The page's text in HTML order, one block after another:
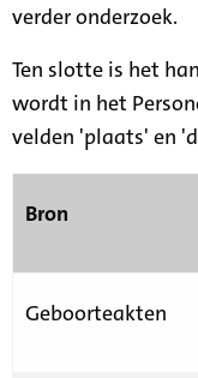
verder onderzoek.
Ten slotte is het
wordt in het
velden 'plaats' en
Bron
Geboorteakten